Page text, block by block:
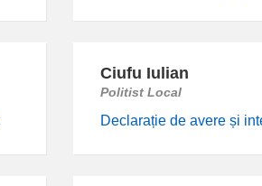
Ciufu Iulian
Politist Local
Declarație de avere și